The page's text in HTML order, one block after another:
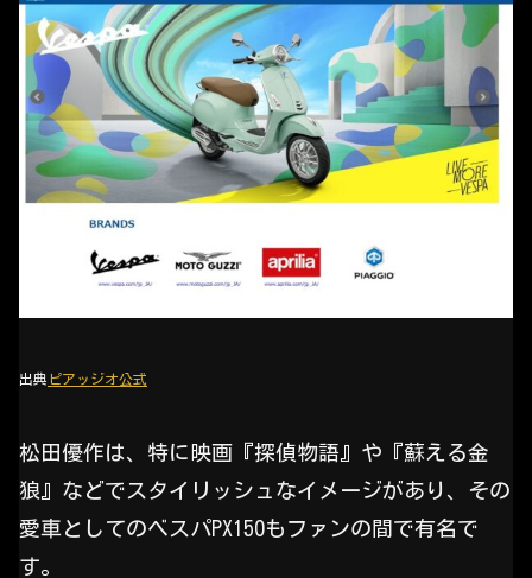
出典 ピアッジオ公式
松田優作は、特に映画『探偵物語』や『蘇える金
狼』などでスタイリッシュなイメージがあり、その
愛車としてのベスパPX150もファンの間で有名で
す。